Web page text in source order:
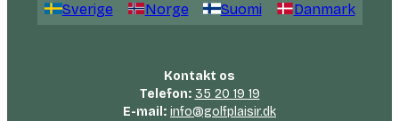
Sverige Norge Suomi Danmark
Kontakt os
Telefon: 35 20 19 19
E-mail: info@golfplaisir.dk